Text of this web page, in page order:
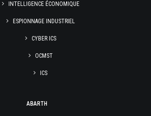
INTELLIGENCE ÉCONOMIQUE
ESPIONNAGE INDUSTRIEL
CYBER ICS
OCMST
ICS
ABARTH